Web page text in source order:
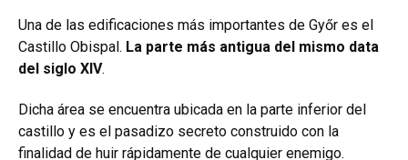
Una de las edificaciones más importantes de Győr es el
Castillo Obispal. La parte más antigua del mismo data
del siglo XIV.
Dicha área se encuentra ubicada en la parte inferior del
castillo y es el pasadizo secreto construido con la
finalidad de huir rápidamente de cualquier enemigo.